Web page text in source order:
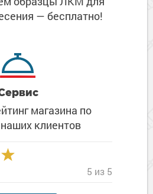
— бесплатно!
магазина по
клиентов
5 из 5